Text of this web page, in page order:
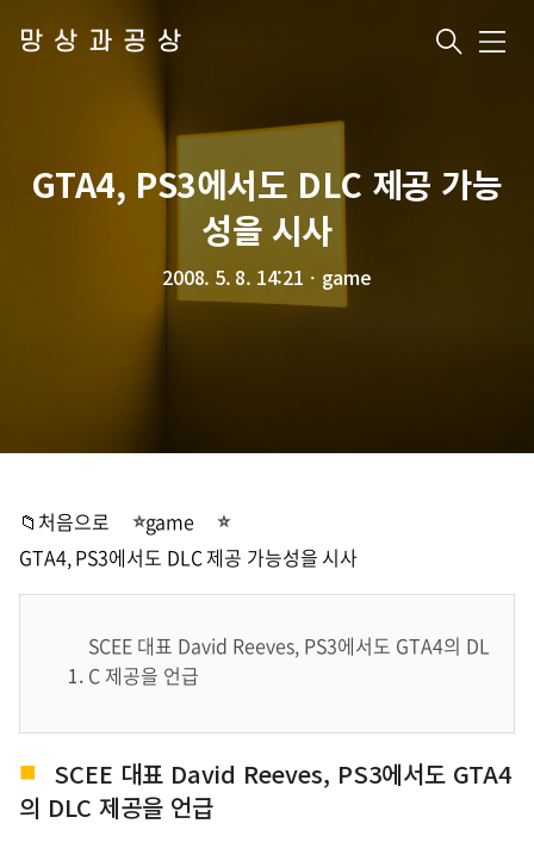
망상과공상 메
GTA4, PS3에서도 DLC 제공 가능
성을 시사
2008. 5. 8. 14:21 ㆍ game
📁처음으로
game
GTA4, PS3에서도 DLC 제공 가능성을 시사
SCEE 대표 David Reeves, PS3에서도 GTA4의 DL
C 제공을 언급
SCEE 대표 David Reeves, PS3에서도 GTA4
의 DLC 제공을 언급